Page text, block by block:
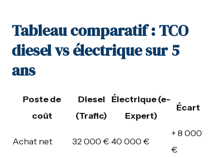
Tableau comparatif : TCO
diesel vs électrique sur 5
ans
Poste de
coût
Diesel
(Trafic)
Électrique (e-
Expert)
Écart
Achat net 32 000 € 40 000 €
+ 8 000
€